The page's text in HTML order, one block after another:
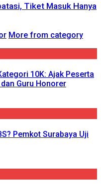
Tiket Masuk Hanya
More from category
10K: Ajak Peserta
Guru Honorer
Pemkot Surabaya Uji